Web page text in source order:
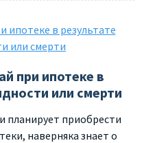
при ипотеке в
или смерти
планирует приобрести
наверняка знает о